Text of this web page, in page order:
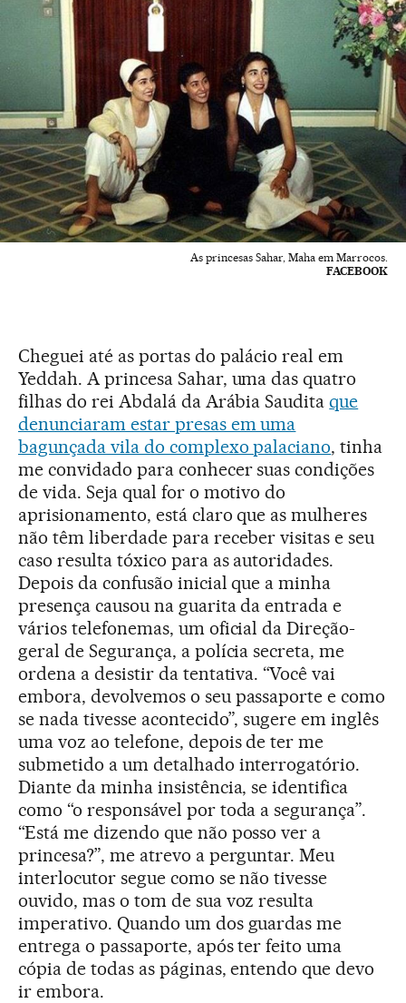
As princesas Sahar, Maha em Marrocos.
FACEBOOK
Cheguei até as portas do palácio real em
Yeddah. A princesa Sahar, uma das quatro
filhas do rei Abdalá da Arábia Sauditaque
denunciaram estar presas em uma
bagunçada vila do complexo palaciano, tinha
me convidado para conhecer suas condições
de vida. Seja qual for o motivo do
aprisionamento, está claro que as mulheres
não têm liberdade para receber visitas e seu
caso resulta tóxico para as autoridades.
Depois da confusão inicial que a minha
presença causou na guarita da entrada e
vários telefonemas, um oficial da Direção-
geral de Segurança, a polícia secreta, me
ordena a desistir da tentativa. “Você vai
embora, devolvemos o seu passaporte e como
se nada tivesse acontecido”, sugere em inglês
uma voz ao telefone, depois de ter me
submetido a um detalhado interrogatório.
Diante da minha insistência, se identifica
como “o responsável por toda a segurança”.
“Está me dizendo que não posso ver a
princesa?”, me atrevo a perguntar. Meu
interlocutor segue como se não tivesse
ouvido, mas o tom de sua voz resulta
imperativo. Quando um dos guardas me
entrega o passaporte, após ter feito uma
cópia de todas as páginas, entendo que devo
ir embora.